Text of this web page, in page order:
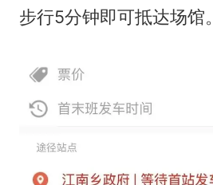
步行5分钟即可抵达场馆。